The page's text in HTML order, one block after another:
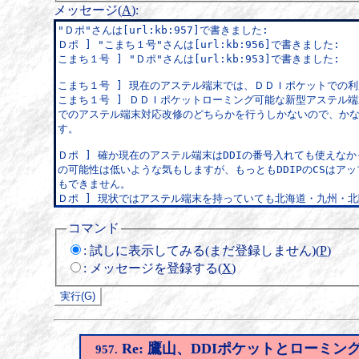
メッセージ(A):
コマンド
:試しに表示してみる(まだ登録しません)(P)
: メッセージを登録する(X)
957. Re: 鷹山、DDIポケットとローミン